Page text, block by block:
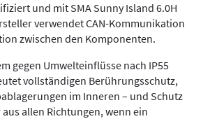
und mit SMA Sunny Island 6.0H
verwendet CAN-Kommunikation
zwischen den Komponenten.
gegen Umwelteinflüsse nach IP55
vollständigen Berührungsschutz,
im Inneren – und Schutz
allen Richtungen, wenn ein